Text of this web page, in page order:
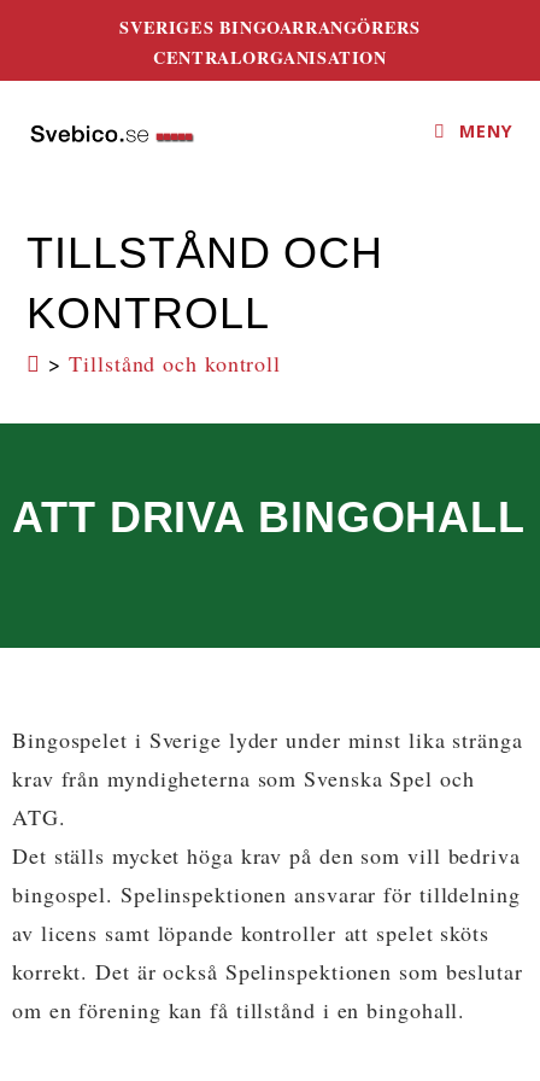
SVERIGES BINGOARRANGÖRERS
CENTRALORGANISATION
MENY
TILLSTÅND OCH
KONTROLL
> Tillstånd och kontroll
ATT DRIVA BINGOHALL
Bingospelet i Sverige lyder under minst lika stränga
krav från myndigheterna som Svenska Spel och
ATG.
Det ställs mycket höga krav på den som vill bedriva
bingospel. Spelinspektionen ansvarar för tilldelning
av licens samt löpande kontroller att spelet sköts
korrekt. Det är också Spelinspektionen som beslutar
om en förening kan få tillstånd i en bingohall.